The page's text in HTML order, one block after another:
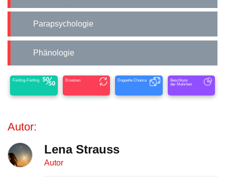
Parapsychologie
Phänologie
Fünfzig-Fünfzig Ersetzen Doppelte Chance
Beschluss
der Mehrheit
Autor:
Lena Strauss
Autor